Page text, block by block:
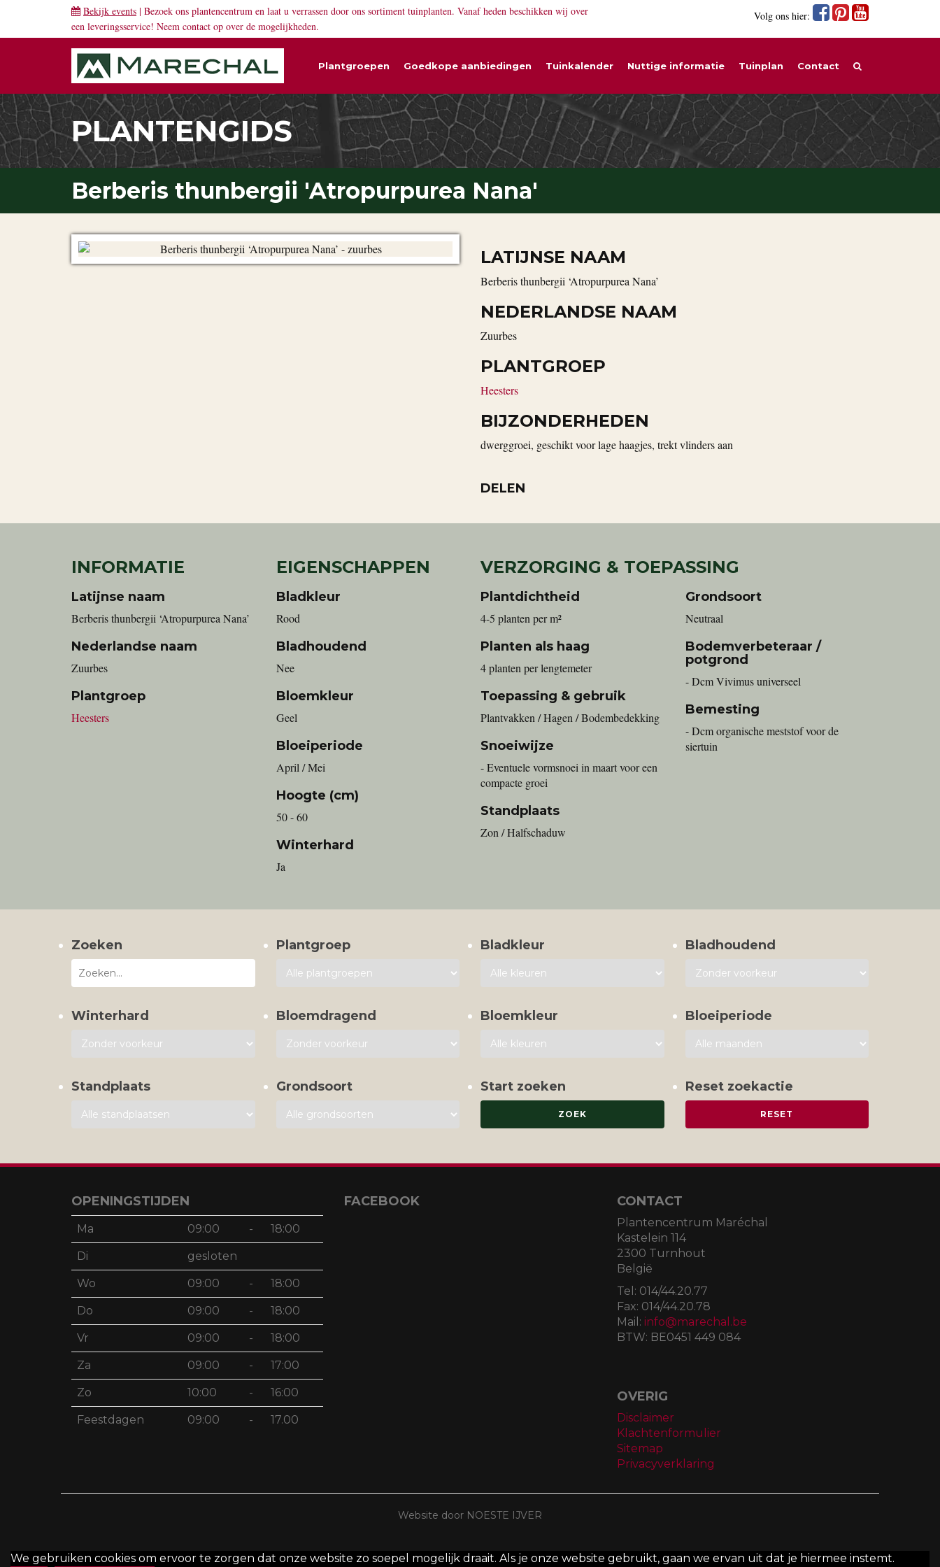
Bekijk events | Bezoek ons plantencentrum en laat u verrassen door ons sortiment tuinplanten. Vanaf heden beschikken wij over
een leveringsservice! Neem contact op over de mogelijkheden.
Volg ons hier:
Plantgroepen Goedkope aanbiedingen Tuinkalender Nuttige informatie Tuinplan Contact
PLANTENGIDS
Berberis thunbergii 'Atropurpurea Nana'
LATIJNSE NAAM
Berberis thunbergii ‘Atropurpurea Nana’
NEDERLANDSE NAAM
zuurbes
PLANTGROEP
Heesters
BIJZONDERHEDEN
dwerggroei, geschikt voor lage haagjes, trekt vlinders aan
DELEN
INFORMATIE
Latijnse naam
Berberis thunbergii ‘Atropurpurea Nana’
Nederlandse naam
zuurbes
Plantgroep
Heesters
EIGENSCHAPPEN
Bladkleur
Rood
Bladhoudend
Nee
Bloemkleur
Geel
Bloeiperiode
April / Mei
Hoogte (cm)
50 - 60
Winterhard
Ja
VERZORGING & TOEPASSING
Plantdichtheid
4-5 planten per m²
Planten als haag
4 planten per lengtemeter
Toepassing & gebruik
Plantvakken / Hagen / Bodembedekking
Snoeiwijze
- Eventuele vormsnoei in maart voor een
compacte groei
Standplaats
Zon / Halfschaduw
Grondsoort
Neutraal
Bodemverbeteraar /
potgrond
- Dcm Vivimus universeel
Bemesting
- Dcm organische meststof voor de
siertuin
Zoeken Plantgroep Bladkleur Bladhoudend
Winterhard Bloemdragend Bloemkleur Bloeiperiode
Standplaats Grondsoort Start zoeken Reset zoekactie
OPENINGSTIJDEN
Ma 09:00 - 18:00
Di gesloten
Wo 09:00 - 18:00
Do 09:00 - 18:00
Vr 09:00 - 18:00
Za 09:00 - 17:00
Zo 10:00 - 16:00
Feestdagen 09:00 - 17.00
FACEBOOK CONTACT
Plantencentrum Maréchal
Kastelein 114
2300 Turnhout
België
Tel: 014/44.20.77
Fax: 014/44.20.78
Mail: info@marechal.be
BTW: BE0451 449 084
OVERIG
Disclaimer
Klachtenformulier
Sitemap
Privacyverklaring
Website door NOESTE IJVER
We gebruiken cookies om ervoor te zorgen dat onze website zo soepel mogelijk draait. Als je onze website gebruikt, gaan we ervan uit dat je hiermee instemt.